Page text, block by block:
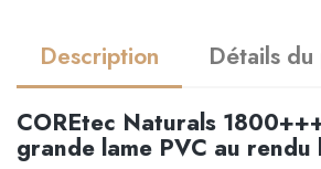
Description Détails
COREtec Naturals
grande lame PVC au